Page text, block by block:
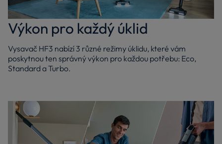
Výkon pro každý úklid
Vysavač HF3 nabízí 3 různé režimy úklidu, které vám
poskytnou ten správný výkon pro každou potřebu: Eco,
Standard a Turbo.